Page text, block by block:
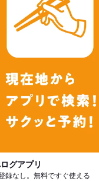
グアプリ
録なし。無料ですぐ使える